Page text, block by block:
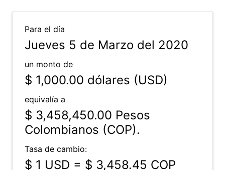
Para el día
Jueves 5 de Marzo del 2020
un monto de
$ 1,000.00 dólares (USD)
equivalía a
$ 3,458,450.00 Pesos
Colombianos (COP).
Tasa de cambio:
$ 1 USD = $ 3,458.45 COP